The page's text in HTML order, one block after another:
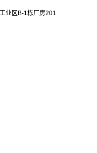
业区B-1栋厂房201